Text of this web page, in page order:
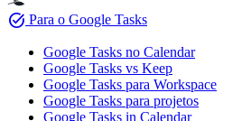
task_alt Para o Google Tasks
Google Tasks no Calendar
Google Tasks vs Keep
Google Tasks para Workspace
Google Tasks para projetos
Google Tasks in Calendar